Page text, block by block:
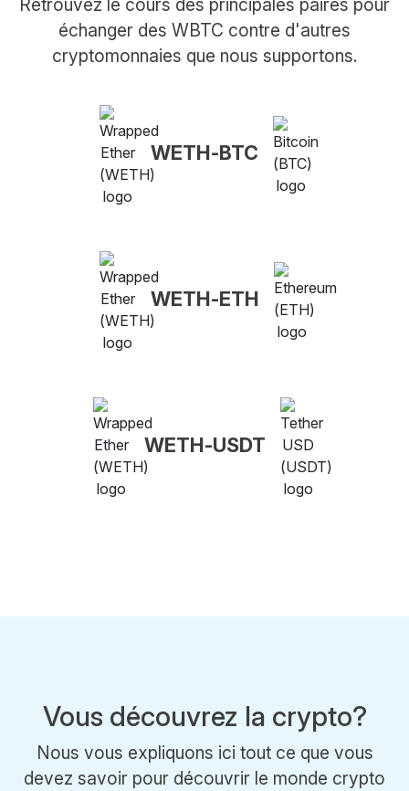
échanger des WBTC contre d'autres
cryptomonnaies que nous supportons.
WETH-BTC
WETH-ETH
WETH-USDT
Vous découvrez la crypto?
Nous vous expliquons ici tout ce que vous
devez savoir pour découvrir le monde crypto